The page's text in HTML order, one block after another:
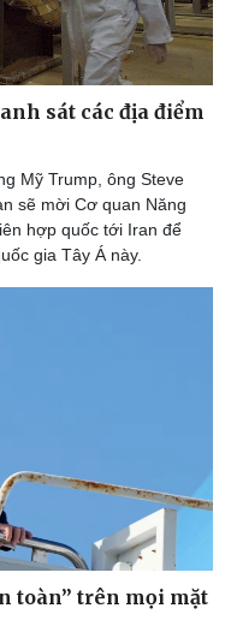
- Xe máy
máy
vấn
sát các địa điểm
Mỹ Trump, ông Steve
sẽ mời Cơ quan Năng
hợp quốc tới Iran để
gia Tây Á này.
toàn” trên mọi mặt